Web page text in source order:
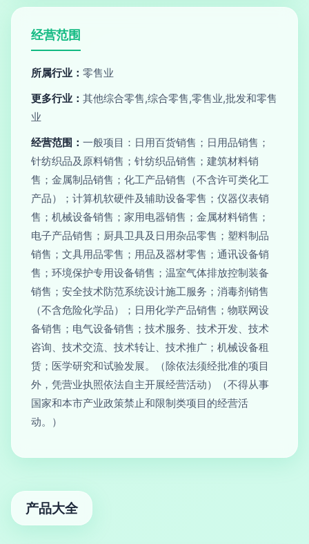
经营范围
所属行业： 零售业
更多行业： 其他综合零售,综合零售,零售业,批发和零售
业
经营范围： 一般项目：日用百货销售；日用品销售；
针纺织品及原料销售；针纺织品销售；建筑材料销
售；金属制品销售；化工产品销售（不含许可类化工
产品）；计算机软硬件及辅助设备零售；仪器仪表销
售；机械设备销售；家用电器销售；金属材料销售；
电子产品销售；厨具卫具及日用杂品零售；塑料制品
销售；文具用品零售；用品及器材零售；通讯设备销
售；环境保护专用设备销售；温室气体排放控制装备
销售；安全技术防范系统设计施工服务；消毒剂销售
（不含危险化学品）；日用化学产品销售；物联网设
备销售；电气设备销售；技术服务、技术开发、技术
咨询、技术交流、技术转让、技术推广；机械设备租
赁；医学研究和试验发展。（除依法须经批准的项目
外，凭营业执照依法自主开展经营活动）（不得从事
国家和本市产业政策禁止和限制类项目的经营活
动。）
产品大全